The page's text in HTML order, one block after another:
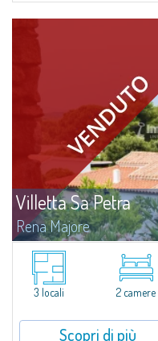
Villetta Sa Petra
Rena Majore
​​Graziosa villetta con giardino in
sul mare a pochi minuti da
dall’omonima spiaggia di sabbia
3 locali
2 camere
Scopri di più